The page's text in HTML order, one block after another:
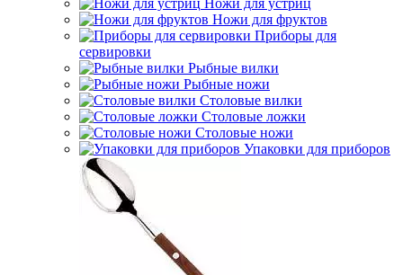
Ножи для устриц
Ножи для фруктов
Приборы для
сервировки
Рыбные вилки
Рыбные ножи
Столовые вилки
Столовые ложки
Столовые ножи
Упаковки для приборов